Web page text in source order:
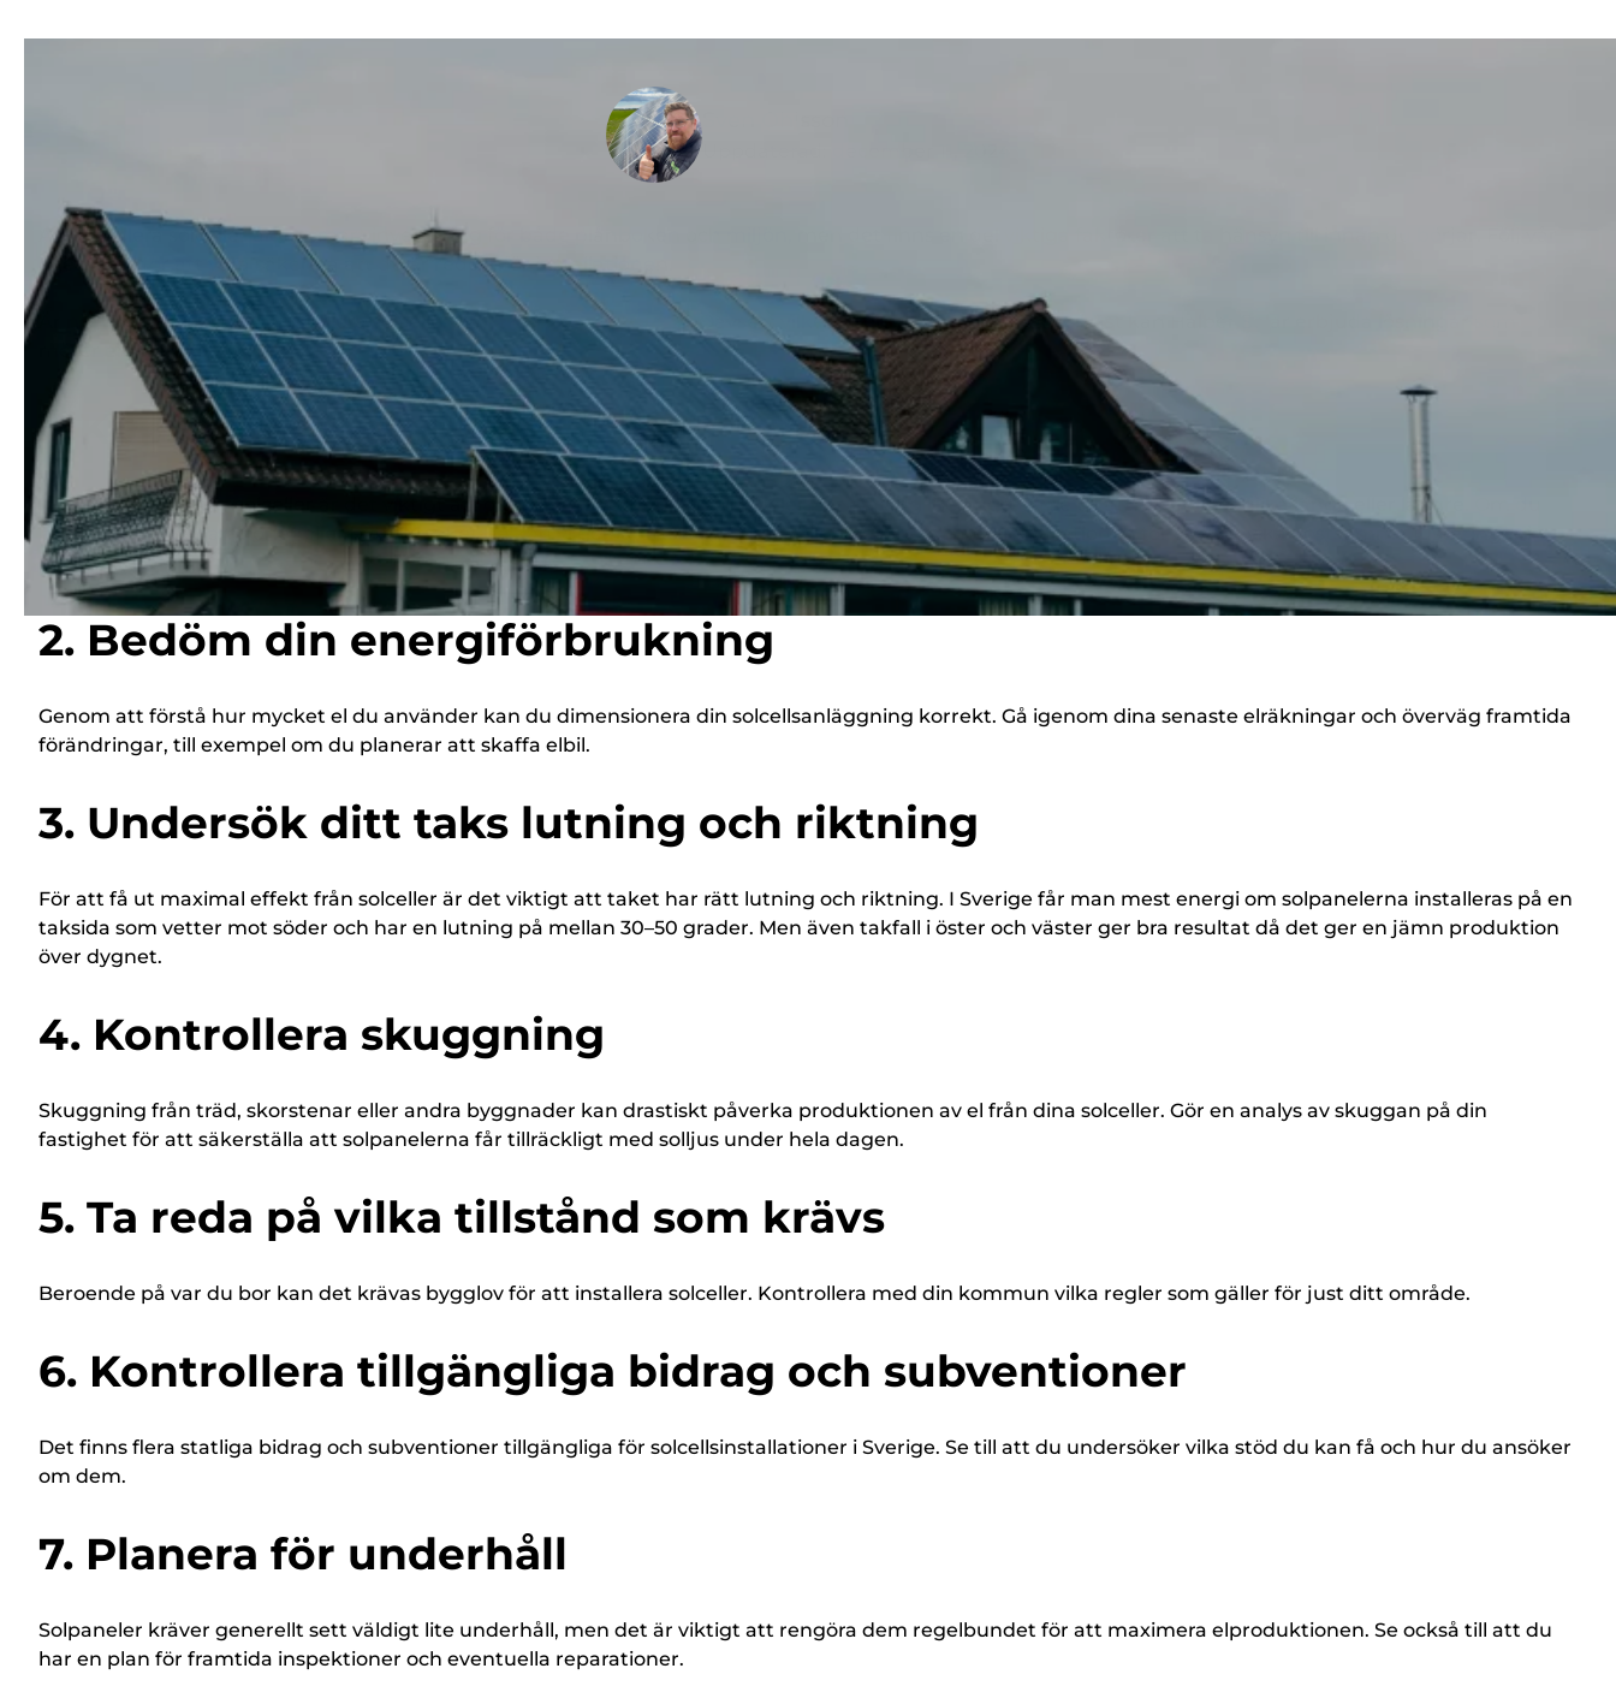
Att installera solceller är en smart investering för både plånboken och miljön, men det finns en del viktiga faktorer att ta hänsyn till innan du börjar. Följ vår
checklista för att vara säker på att du är redo inför installationen.
Är ni intresserade av att installera solceller på tak,väggeller mark? Oavsett vilket alternativ som passar er bäst kan Halber Solar erbjuda lösningar som
möter era behov.
1. Kontrollera takets skick
Innan du installerar solceller är det viktigt att ditt tak är i gott skick. Solpaneler har en lång livslängd, så se till att taket håller lika länge eller längre. Om du
behöver göra reparationer eller byta ut taket, så kan vi göra detta åt er innan eller i samband med installationen för att undvika kostsamma justeringar i
framtiden.
2. Bedöm din energiförbrukning
Genom att förstå hur mycket el du använder kan du dimensionera din solcellsanläggning korrekt. Gå igenom dina senaste elräkningar och överväg framtida
förändringar, till exempel om du planerar att skaffa elbil.
3. Undersök ditt taks lutning och riktning
För att få ut maximal effekt från solceller är det viktigt att taket har rätt lutning och riktning. I Sverige får man mest energi om solpanelerna installeras på en
taksida som vetter mot söder och har en lutning på mellan 30–50 grader. Men även takfall i öster och väster ger bra resultat då det ger en jämn produktion
över dygnet.
4. Kontrollera skuggning
Skuggning från träd, skorstenar eller andra byggnader kan drastiskt påverka produktionen av el från dina solceller. Gör en analys av skuggan på din
fastighet för att säkerställa att solpanelerna får tillräckligt med solljus under hela dagen.
5. Ta reda på vilka tillstånd som krävs
Beroende på var du bor kan det krävas bygglov för att installera solceller. Kontrollera med din kommun vilka regler som gäller för just ditt område.
6. Kontrollera tillgängliga bidrag och subventioner
Det finns flera statliga bidrag och subventioner tillgängliga för solcellsinstallationer i Sverige. Se till att du undersöker vilka stöd du kan få och hur du ansöker
om dem.
7. Planera för underhåll
Solpaneler kräver generellt sett väldigt lite underhåll, men det är viktigt att rengöra dem regelbundet för att maximera elproduktionen. Se också till att du
har en plan för framtida inspektioner och eventuella reparationer.